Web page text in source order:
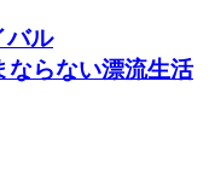
バル
ならない漂流生活